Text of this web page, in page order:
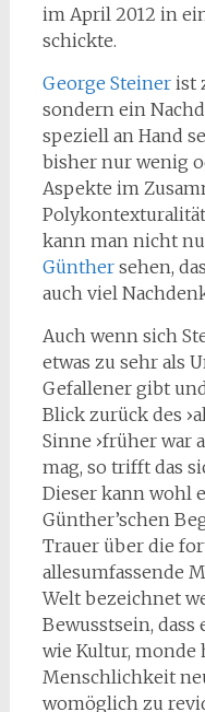
im April 2012 in
schickte.
George Steinerist
sondern ein
speziell an Hand
bisher nur wenig
Aspekte im
kann man nicht
Günthersehen,
auch viel
Auch wenn sich
etwas zu sehr als
Gefallener gibt
Blick zurück des
Sinne ›früher war
mag, so trifft das
Dieser kann wohl
Günther’schen
Trauer über die
allesumfassende
Welt bezeichnet
Bewusstsein,
wie Kultur, monde
Menschlichkeit
womöglich zu